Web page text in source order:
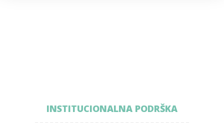
INSTITUCIONALNA PODRŠKA